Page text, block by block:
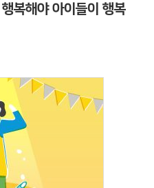
복해야 아이들이 행복